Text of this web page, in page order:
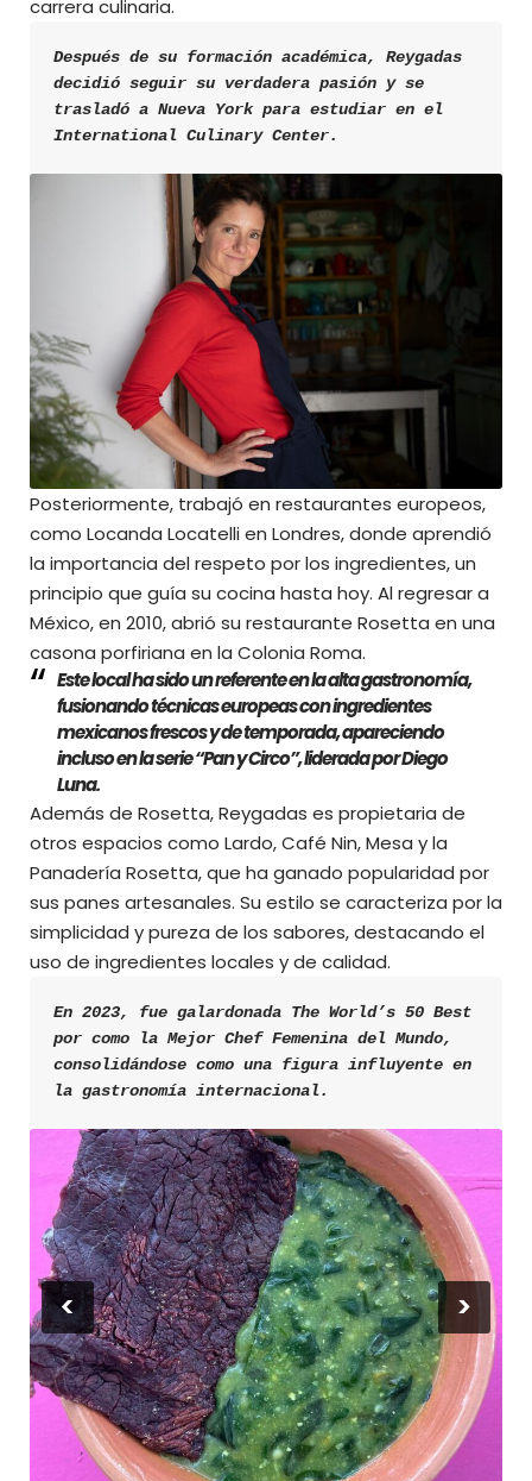
carrera culinaria.
Después de su formación académica, Reygadas
decidió seguir su verdadera pasión y se
trasladó a Nueva York para estudiar en el
International Culinary Center.
Posteriormente, trabajó en restaurantes europeos,
como Locanda Locatelli en Londres, donde aprendió
la importancia del respeto por los ingredientes, un
principio que guía su cocina hasta hoy. Al regresar a
México, en 2010, abrió su restaurante Rosetta en una
casona porfiriana en la Colonia Roma.
Este local ha sido un referente en la alta gastronomía,
fusionando técnicas europeas con ingredientes
mexicanos frescos y de temporada, apareciendo
incluso en la serie “Pan y Circo”, liderada por Diego
Luna.
Además de Rosetta, Reygadas es propietaria de
otros espacios como Lardo, Café Nin, Mesa y la
Panadería Rosetta, que ha ganado popularidad por
sus panes artesanales. Su estilo se caracteriza por la
simplicidad y pureza de los sabores, destacando el
uso de ingredientes locales y de calidad.
En 2023, fue galardonada The World’s 50 Best
por como la Mejor Chef Femenina del Mundo,
consolidándose como una figura influyente en
la gastronomía internacional.
< >